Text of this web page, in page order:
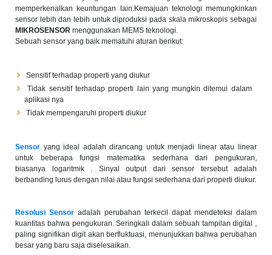
memperkenalkan keuntungan lain.Kemajuan teknologi memungkinkan
sensor lebih dan lebih untuk diproduksi pada skala mikroskopis sebagai
MIKROSENSOR menggunakan MEMS teknologi.
Sebuah sensor yang baik mematuhi aturan berikut:
Sensitif terhadap properti yang diukur
Tidak sensitif terhadap properti lain yang mungkin ditemui dalam
aplikasi nya
Tidak mempengaruhi properti diukur
Sensor yang ideal adalah dirancang untuk menjadi linear atau linear
untuk beberapa fungsi matematika sederhana dari pengukuran,
biasanya logaritmik . Sinyal output dari sensor tersebut adalah
berbanding lurus dengan nilai atau fungsi sederhana dari properti diukur.
Resolusi Sensor adalah perubahan terkecil dapat mendeteksi dalam
kuantitas bahwa pengukuran. Seringkali dalam sebuah tampilan digital ,
paling signifikan digit akan berfluktuasi, menunjukkan bahwa perubahan
besar yang baru saja diselesaikan.